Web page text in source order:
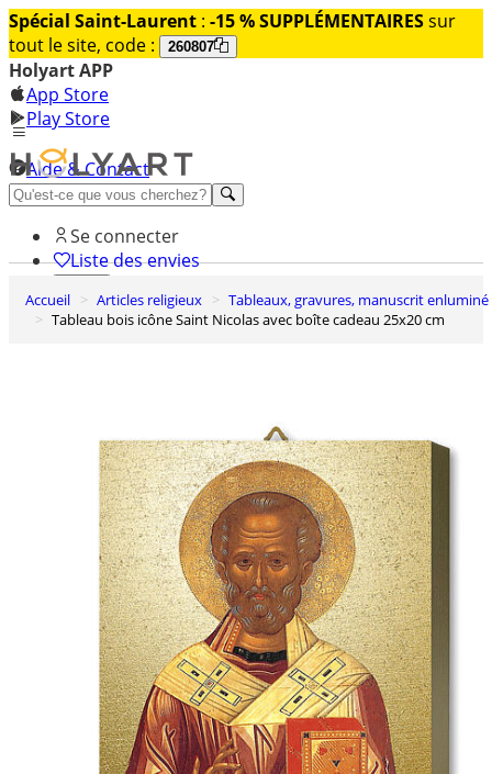
Spécial Saint-Laurent : -15 % SUPPLÉMENTAIRESsur
tout le site, code :
260807
Holyart APP
App Store
Play Store
Aide & Contact
Découvrez Premium
Se connecter
Liste des envies
0
Panier
Accueil Articles religieux
Tableaux, gravures, manuscrit enluminé
Tableau bois icône Saint Nicolas avec boîte cadeau 25x20 cm